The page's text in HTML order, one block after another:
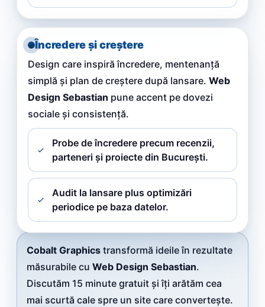
Încredere și creștere
Design care inspiră încredere, mentenanță
simplă și plan de creștere după lansare. Web
Design Sebastian pune accent pe dovezi
sociale și consistență.
Probe de încredere precum recenzii,
parteneri și proiecte din București.
Audit la lansare plus optimizări
periodice pe baza datelor.
Cobalt Graphics transformă ideile în rezultate
măsurabile cu Web Design Sebastian.
Discutăm 15 minute gratuit și îți arătăm cea
mai scurtă cale spre un site care convertește.